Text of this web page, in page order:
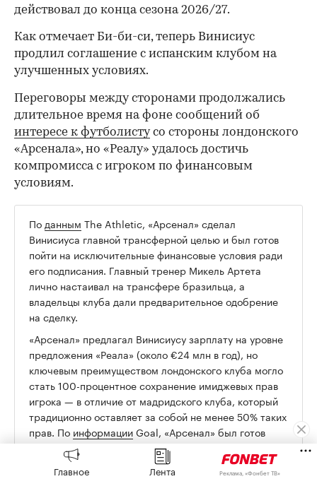
действовал до конца сезона 2026/27.
Как отмечает Би-би-си, теперь Винисиус
продлил соглашение с испанским клубом на
улучшенных условиях.
/
Переговоры между сторонами продолжались
длительное время на фоне сообщений об
интересе к футболистусо стороны лондонского
«Арсенала», но «Реалу» удалось достичь
компромисса с игроком по финансовым
условиям.
По данным The Athletic, «Арсенал» сделал
Винисиуса главной трансферной целью и был готов
пойти на исключительные финансовые условия ради
его подписания. Главный тренер Микель Артета
лично настаивал на трансфере бразильца, а
владельцы клуба дали предварительное одобрение
на сделку.
«Арсенал» предлагал Винисиусу зарплату на уровне
предложения «Реала» (около €24 млн в год), но
ключевым преимуществом лондонского клуба могло
стать 100-процентное сохранение имиджевых прав
игрока — в отличие от мадридского клуба, который
традиционно оставляет за собой не менее 50% таких
прав. По информацииGoal, «Арсенал» был готов
заплатить за трансфер до €150 млн.
Главное Лента Реклама, «Фонбет ТВ»